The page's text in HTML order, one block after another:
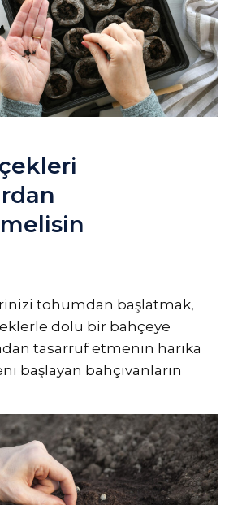
tohumdan başlatmak,
dolu bir bahçeye
tasarruf etmenin harika
başlayan bahçıvanların